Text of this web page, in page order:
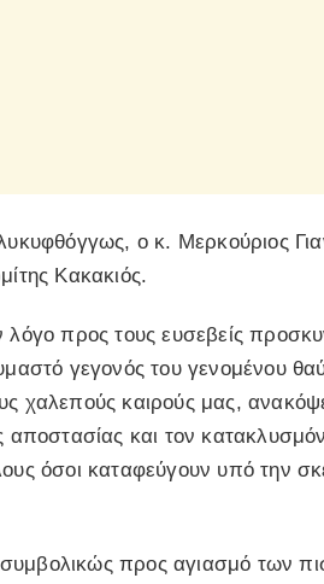
ο κ. Μερκούριος
Κακακιός.
προς τους ευσεβείς
γεγονός του γενομένου
χαλεπούς καιρούς μας,
αποστασίας και τον
όσοι καταφεύγουν υπό την
προς αγιασμό των